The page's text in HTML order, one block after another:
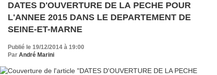
DATES D'OUVERTURE DE LA PECHE POUR
L'ANNEE 2015 DANS LE DEPARTEMENT DE
SEINE-ET-MARNE
Publié le 19/12/2014 à 19:00
Par André Marini